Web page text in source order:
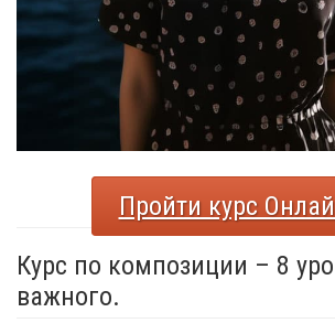
Пройти курс
Курс по композиции – 8
важного.